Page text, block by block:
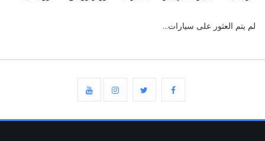
لم يتم العثور على سيارات...